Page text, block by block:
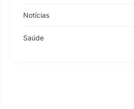
Notícias
Saúde